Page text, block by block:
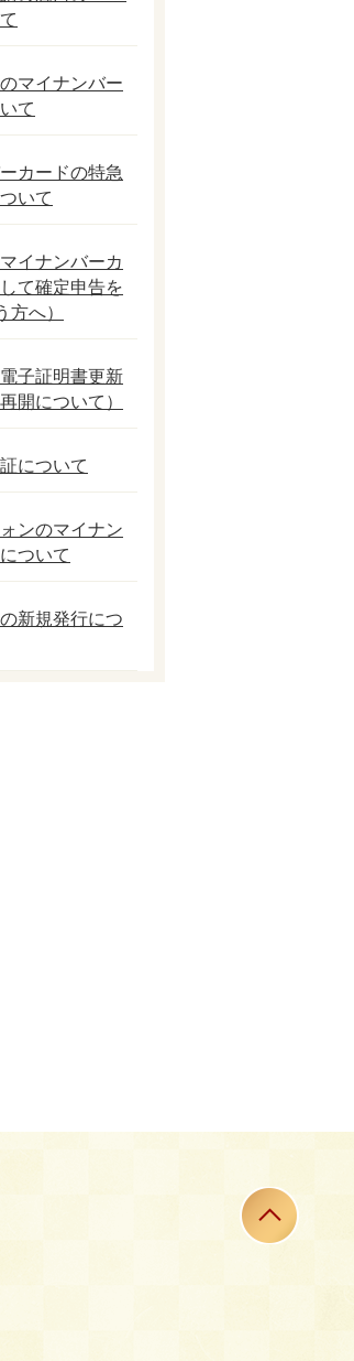
マイナンバー
て
カードの特急
いて
イナンバーカ
て確定申告を
へ）
子証明書更新
開について）
について
ンのマイナン
ついて
新規発行につ